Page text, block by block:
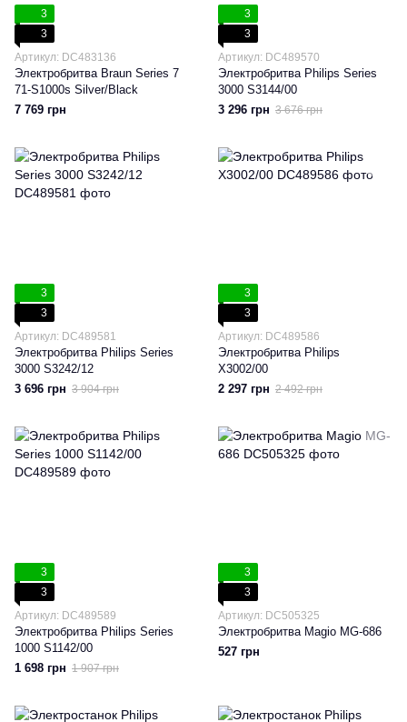
3
3
Артикул: DC483136
Электробритва Braun Series 7
71-S1000s Silver/Black
7 769 грн
3
3
Артикул: DC489570
Электробритва Philips Series
3000 S3144/00
3 296 грн 3 676 грн
3
3
Артикул: DC489581
Электробритва Philips Series
3000 S3242/12
3 696 грн 3 904 грн
3
3
Артикул: DC489586
Электробритва Philips
X3002/00
2 297 грн 2 492 грн
3
3
Артикул: DC489589
Электробритва Philips Series
1000 S1142/00
1 698 грн 1 907 грн
3
3
Артикул: DC505325
Электробритва Magio MG-686
527 грн